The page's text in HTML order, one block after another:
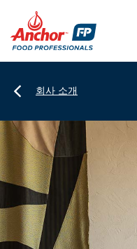
회사 소개